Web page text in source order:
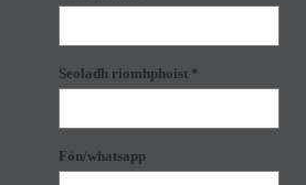
Seoladh ríomhphoist *
Fón/whatsapp